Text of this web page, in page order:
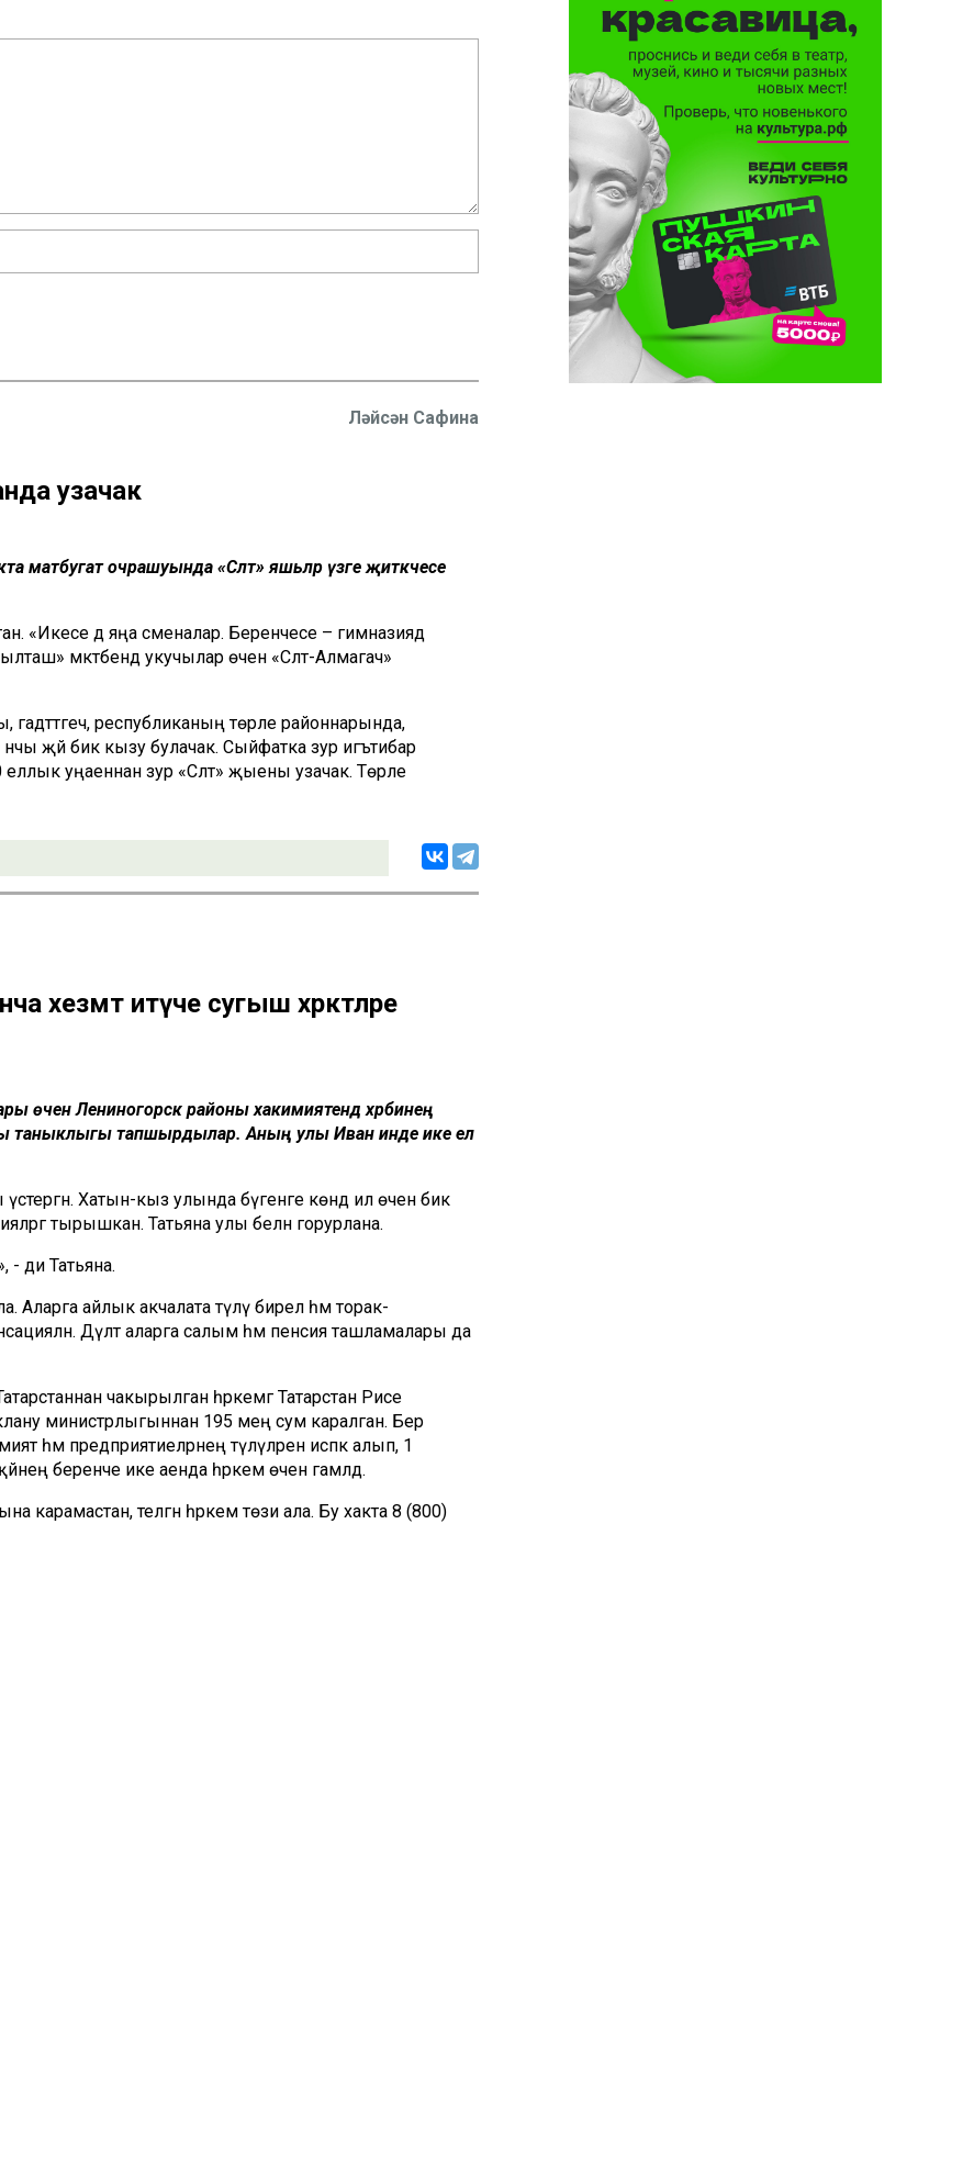
Ләйсән Сафина
узачак
матбугат очрашуында «Сәләт» яшьләр үзәге җитәкчесе
«Икесе дә яңа сменалар. Беренчесе – гимназиядә
мәктәбендә укучылар өчен «Сәләт-Алмагач»
гадәттәгечә, республиканың төрле районнарында,
җәй бик кызу булачак. Сыйфатка зур игътибар
уңаеннан зур «Сәләт» җыены узачак. Төрле
хезмәт итүче сугыш хәрәкәтләре
өчен Лениногорск районы хакимиятендә хәрбинең
таныклыгы тапшырдылар. Аның улы Иван инде ике ел
Хатын-кыз улында бүгенге көндә ил өчен бик
тырышкан. Татьяна улы белән горурлана.
- ди Татьяна.
Аларга айлык акчалата түләү бирелә һәм торак-
Дәүләт аларга салым һәм пенсия ташламалары да
чакырылган һәркемгә Татарстан Рәисе
министрлыгыннан 195 мең сум каралган. Бер
һәм предприятиеләрнең түләүләрен исәпкә алып, 1
беренче ике аенда һәркем өчен гамәлдә.
карамастан, теләгән һәркем төзи ала. Бу хакта 8 (800)